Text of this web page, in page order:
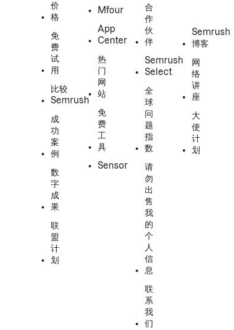
价
格
免
费
试
用
比较
Semrush
成
功
案
例
数
字
成
果
联
盟
计
划
Mfour
App
Center
热
门
网
站
免
费
工
具
Sensor
合
作
伙
伴
Semrush
Select
全
球
问
题
指
数
请
勿
出
售
我
的
个
人
信
息
联
系
我
们
Semrush
博客
网
络
讲
座
大
使
计
划